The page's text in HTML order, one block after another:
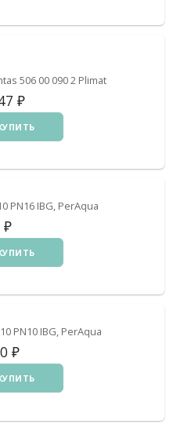
506 00 090 2 Plimat
₽
PN16 IBG, PerAqua
₽
PN10 IBG, PerAqua
₽